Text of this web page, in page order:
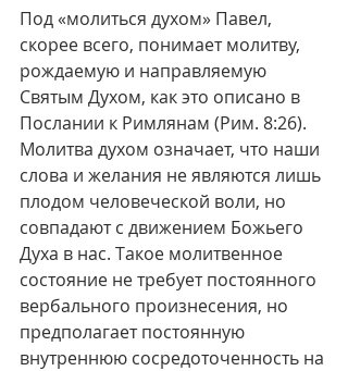
Под «молиться духом» Павел,
скорее всего, понимает молитву,
рождаемую и направляемую
Святым Духом, как это описано в
Послании к Римлянам (Рим. 8:26).
Молитва духом означает, что наши
слова и желания не являются лишь
плодом человеческой воли, но
совпадают с движением Божьего
Духа в нас. Такое молитвенное
состояние не требует постоянного
вербального произнесения, но
предполагает постоянную
внутреннюю сосредоточенность на